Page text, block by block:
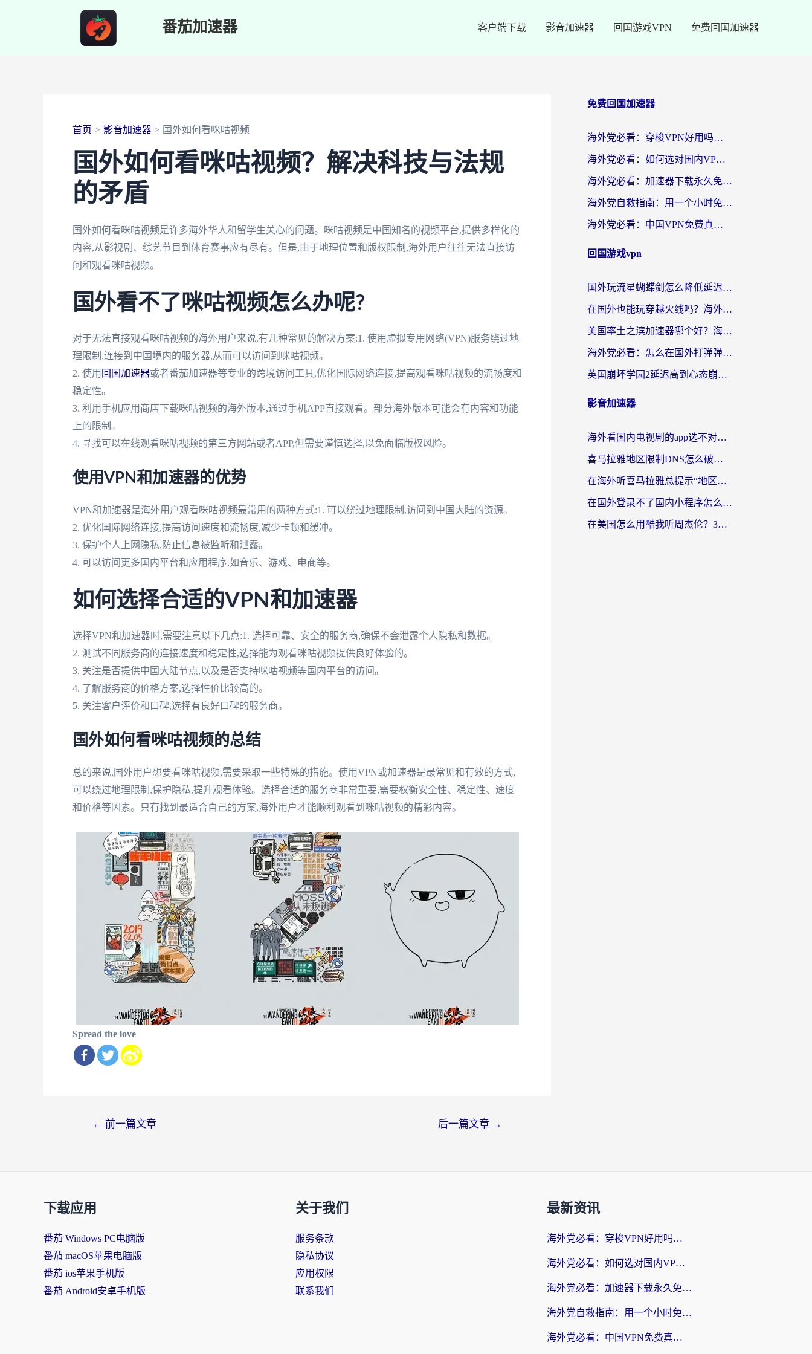
番茄加速器 客户端下载 影音加速器 回国游戏VPN 免费回国加速器
首页 影音加速器 国外如何看咪咕视频
国外如何看咪咕视频？解决科技与法规
的矛盾
国外如何看咪咕视频是许多海外华人和留学生关心的问题。咪咕视频是中国知名的视频平台,提供多样化的
内容,从影视剧、综艺节目到体育赛事应有尽有。但是,由于地理位置和版权限制,海外用户往往无法直接访
问和观看咪咕视频。
国外看不了咪咕视频怎么办呢?
对于无法直接观看咪咕视频的海外用户来说,有几种常见的解决方案:1. 使用虚拟专用网络(VPN)服务绕过地
理限制,连接到中国境内的服务器,从而可以访问到咪咕视频。
2. 使用 回国加速器或者番茄加速器等专业的跨境访问工具,优化国际网络连接,提高观看咪咕视频的流畅度和
稳定性。
3. 利用手机应用商店下载咪咕视频的海外版本,通过手机APP直接观看。部分海外版本可能会有内容和功能
上的限制。
4. 寻找可以在线观看咪咕视频的第三方网站或者APP,但需要谨慎选择,以免面临版权风险。
使用VPN和加速器的优势
VPN和加速器是海外用户观看咪咕视频最常用的两种方式:1. 可以绕过地理限制,访问到中国大陆的资源。
2. 优化国际网络连接,提高访问速度和流畅度,减少卡顿和缓冲。
3. 保护个人上网隐私,防止信息被监听和泄露。
4. 可以访问更多国内平台和应用程序,如音乐、游戏、电商等。
如何选择合适的VPN和加速器
选择VPN和加速器时,需要注意以下几点:1. 选择可靠、安全的服务商,确保不会泄露个人隐私和数据。
2. 测试不同服务商的连接速度和稳定性,选择能为观看咪咕视频提供良好体验的。
3. 关注是否提供中国大陆节点,以及是否支持咪咕视频等国内平台的访问。
4. 了解服务商的价格方案,选择性价比较高的。
5. 关注客户评价和口碑,选择有良好口碑的服务商。
国外如何看咪咕视频的总结
总的来说,国外用户想要看咪咕视频,需要采取一些特殊的措施。使用VPN或加速器是最常见和有效的方式,
可以绕过地理限制,保护隐私,提升观看体验。选择合适的服务商非常重要,需要权衡安全性、稳定性、速度
和价格等因素。只有找到最适合自己的方案,海外用户才能顺利观看到咪咕视频的精彩内容。
Spread the love
← 前一篇文章 后一篇文章 →
免费回国加速器
海外党必看：穿梭VPN好用吗？和云帆VPN对比哪个回国效果更好？附真实测评+避坑指南
海外党必看：如何选对国内VPN，实现无缝访问国内资源？
海外党必看：加速器下载永久免费版真的存在吗？教你无缝访问国内资源的正确姿势
海外党自救指南：用一个小时免费加速器，轻松打破国内资源访问壁垒？
海外党必看：中国VPN免费真的靠谱吗？手把手教你选对回国加速器
回国游戏vpn
国外玩流星蝴蝶剑怎么降低延迟？海外党必看的加速秘籍（含欧洲鸣潮&彩虹岛优化攻略）
在国外也能玩穿越火线吗？海外玩家国服游戏畅玩终极指南
美国率土之滨加速器哪个好？海外党国服游戏畅玩终极指南（附多游戏解决方案）
海外党必看：怎么在国外打弹弹堂不卡？番茄加速器亲测指南
英国崩坏学园2延迟高到心态崩？海外党国服游戏加速终极指南
影音加速器
海外看国内电视剧的app选不对？这份回国加速器避坑指南帮你流畅追剧
喜马拉雅地区限制DNS怎么破？海外党听国内音乐听书的终极解决方案
在海外听喜马拉雅总提示“地区限制”？3步轻松解除+听国内音乐全攻略
在国外登录不了国内小程序怎么办？选对回国加速器，轻松解锁国内资源
在美国怎么用酷我听周杰伦？3步搞定海外听歌难题
下载应用
番茄 Windows PC电脑版
番茄 macOS苹果电脑版
番茄 ios苹果手机版
番茄 Android安卓手机版
关于我们
服务条款
隐私协议
应用权限
联系我们
最新资讯
海外党必看：穿梭VPN好用吗？和云帆VPN对比哪个回国效果更好？附真实测评+避坑指南
海外党必看：如何选对国内VPN，实现无缝访问国内资源？
海外党必看：加速器下载永久免费版真的存在吗？教你无缝访问国内资源的正确姿势
海外党自救指南：用一个小时免费加速器，轻松打破国内资源访问壁垒？
海外党必看：中国VPN免费真的靠谱吗？手把手教你选对回国加速器